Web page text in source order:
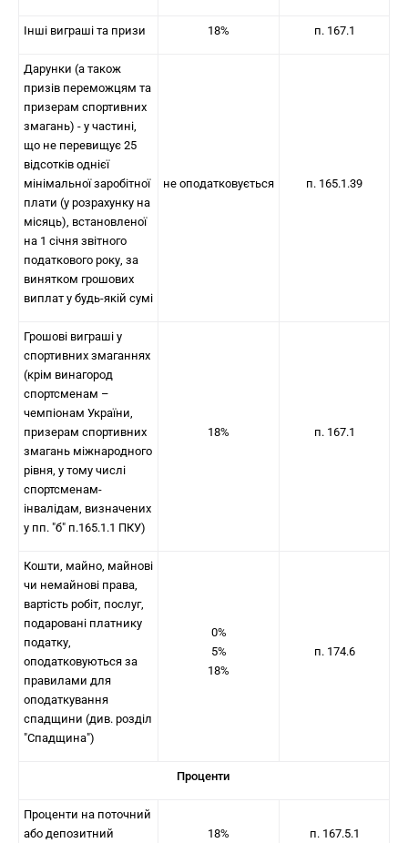
Інші виграші та призи 18% п. 167.1
Дарунки (а також
призів переможцям та
призерам спортивних
змагань) - у частині,
що не перевищує 25
відсотків однієї
мінімальної заробітної
плати (у розрахунку на
місяць), встановленої
на 1 січня звітного
податкового року, за
винятком грошових
виплат у будь-якій сумі
не оподатковується п. 165.1.39
Грошові виграші у
спортивних змаганнях
(крім винагород
спортсменам –
чемпіонам України,
призерам спортивних
змагань міжнародного
рівня, у тому числі
спортсменам-
інвалідам, визначених
у пп. "б" п.165.1.1 ПКУ)
18% п. 167.1
Кошти, майно, майнові
чи немайнові права,
вартість робіт, послуг,
подаровані платнику
податку,
оподатковуються за
правилами для
оподаткування
спадщини (див. розділ
"Спадщина")
0%
5%
18%
п. 174.6
Проценти
Проценти на поточний
або депозитний
18% п. 167.5.1